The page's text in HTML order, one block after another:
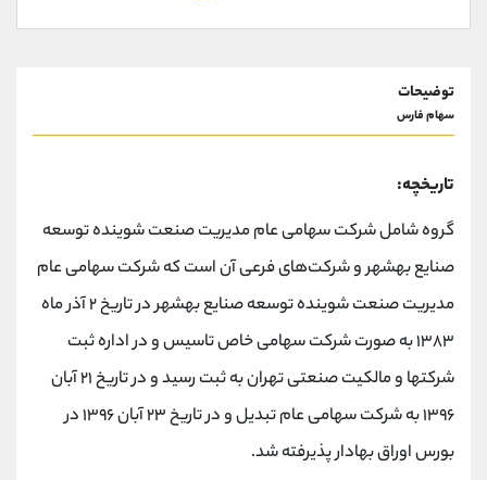
توضیحات
سهام فارس
تاریخچه:
گروه شامل شرکت سهامی عام مدیریت صنعت شوینده توسعه
صنایع بهشهر و شرکت‌های فرعی آن است که شرکت سهامی عام
مدیریت صنعت شوینده توسعه صنایع بهشهر در تاریخ ۲ آذر ماه
۱۳۸۳ به صورت شرکت سهامی خاص تاسیس و در اداره ثبت
شرکتها و مالکیت صنعتی تهران به ثبت رسید و در تاریخ ۲۱ آبان
۱۳۹۶ به شرکت سهامی عام تبدیل و در تاریخ ۲۳ آبان ۱۳۹۶ در
بورس اوراق بهادار پذیرفته شد.